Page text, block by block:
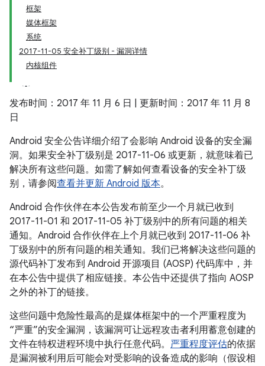
框架
媒体框架
系统
2017-11-05 安全补丁级别 - 漏洞详情
内核组件
发布时间：2017 年 11 月 6 日 | 更新时间：2017 年 11 月 8
日
Android 安全公告详细介绍了会影响 Android 设备的安全漏
洞。如果安全补丁级别是 2017-11-06 或更新，就意味着已
解决所有这些问题。如需了解如何查看设备的安全补丁级
别，请参阅查看并更新 Android 版本。
Android 合作伙伴在本公告发布前至少一个月就已收到
2017-11-01 和 2017-11-05 补丁级别中的所有问题的相关
通知。Android 合作伙伴在上个月就已收到 2017-11-06 补
丁级别中的所有问题的相关通知。我们已将解决这些问题的
源代码补丁发布到 Android 开源项目 (AOSP) 代码库中，并
在本公告中提供了相应链接。本公告中还提供了指向 AOSP
之外的补丁的链接。
这些问题中危险性最高的是媒体框架中的一个严重程度为
“严重”的安全漏洞，该漏洞可让远程攻击者利用蓄意创建的
文件在特权进程环境中执行任意代码。 严重程度评估的依据
是漏洞被利用后可能会对受影响的设备造成的影响（假设相